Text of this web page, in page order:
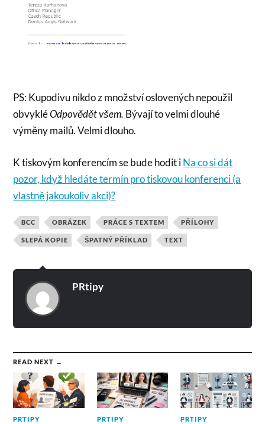
PS: Kupodivu nikdo z množství oslovených nepoužil
obvykléOdpovědět všem. Bývají to velmi dlouhé
výměny mailů. Velmi dlouho.
K tiskovým konferencím se bude hodit iNa co si dát
pozor, když hledáte termín pro tiskovou konferenci (a
vlastně jakoukoliv akci)?
BCC OBRÁZEK PRÁCE S TEXTEM PŘÍLOHY
SLEPÁ KOPIE ŠPATNÝ PŘÍKLAD TEXT
PRtipy
READ NEXT →
PRTIPY PRTIPY PRTIPY